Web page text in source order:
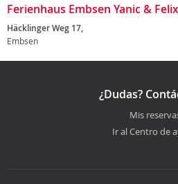
Ferienhaus Embsen Yanic &
Häcklinger Weg 17,
Embsen
¿Dudas?
Mis
Ir al Centro de